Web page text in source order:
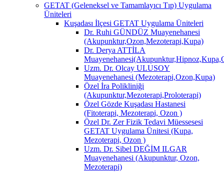
GETAT (Geleneksel ve Tamamlayıcı Tıp) Uygulama
Üniteleri
Kuşadası İlçesi GETAT Uygulama Üniteleri
Dr. Ruhi GÜNDÜZ Muayenehanesi
(Akupunktur,Ozon,Mezoterapi,Kupa)
Dr. Derya ATTİLA
Uzm. Dr. Olcay ULUSOY
Muayenehanesi (Mezoterapi,Ozon,Kupa)
Özel İra Polikliniği
(Akupunktur,Mezoterapi,Proloterapi)
Özel Gözde Kuşadası Hastanesi
(Fitoterapi, Mezoterapi, Ozon )
Özel Dr. Zer Fizik Tedavi Müessesesi
GETAT Uygulama Ünitesi (Kupa,
Mezoterapi, Ozon )
Uzm. Dr. Sibel DEĞİM ILGAR
Muayenehanesi (Akupunktur, Ozon,
Mezoterapi)